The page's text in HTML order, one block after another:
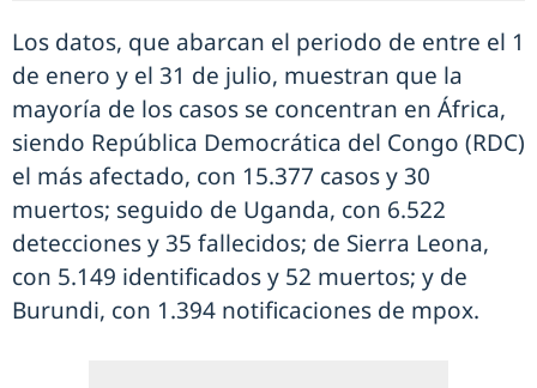
Los datos, que abarcan el periodo de entre el 1
de enero y el 31 de julio, muestran que la
mayoría de los casos se concentran en África,
siendo República Democrática del Congo (RDC)
el más afectado, con 15.377 casos y 30
muertos; seguido de Uganda, con 6.522
detecciones y 35 fallecidos; de Sierra Leona,
con 5.149 identificados y 52 muertos; y de
Burundi, con 1.394 notificaciones de mpox.